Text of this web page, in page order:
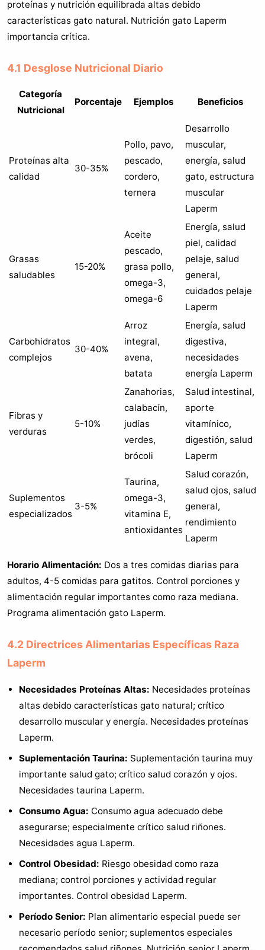
proteínas y nutrición equilibrada altas debido
características gato natural. Nutrición gato Laperm
importancia crítica.
4.1 Desglose Nutricional Diario
Categoría
Nutricional
Porcentaje Ejemplos Beneficios
Proteínas alta
calidad
30-35%
Pollo, pavo,
pescado,
cordero,
ternera
Desarrollo
muscular,
energía, salud
gato, estructura
muscular
Laperm
Grasas
saludables
15-20%
Aceite
pescado,
grasa pollo,
omega-3,
omega-6
Energía, salud
piel, calidad
pelaje, salud
general,
cuidados pelaje
Laperm
Carbohidratos
complejos
30-40%
Arroz
integral,
avena,
batata
Energía, salud
digestiva,
necesidades
energía Laperm
Fibras y
verduras
5-10%
Zanahorias,
calabacín,
judías
verdes,
brócoli
Salud intestinal,
aporte
vitamínico,
digestión, salud
Laperm
Suplementos
especializados
3-5%
Taurina,
omega-3,
vitamina E,
antioxidantes
Salud corazón,
salud ojos, salud
general,
rendimiento
Laperm
Horario Alimentación: Dos a tres comidas diarias para
adultos, 4-5 comidas para gatitos. Control porciones y
alimentación regular importantes como raza mediana.
Programa alimentación gato Laperm.
4.2 Directrices Alimentarias Específicas Raza
Laperm
Necesidades Proteínas Altas: Necesidades proteínas
altas debido características gato natural; crítico
desarrollo muscular y energía. Necesidades proteínas
Laperm.
Suplementación Taurina: Suplementación taurina muy
importante salud gato; crítico salud corazón y ojos.
Necesidades taurina Laperm.
Consumo Agua: Consumo agua adecuado debe
asegurarse; especialmente crítico salud riñones.
Necesidades agua Laperm.
Control Obesidad: Riesgo obesidad como raza
mediana; control porciones y actividad regular
importantes. Control obesidad Laperm.
Período Senior: Plan alimentario especial puede ser
necesario período senior; suplementos especiales